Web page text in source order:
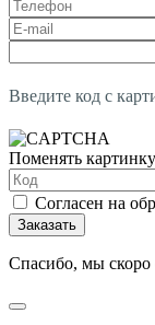
Введите код с
Поменять картинку
Согласен на
Заказать
Спасибо, мы